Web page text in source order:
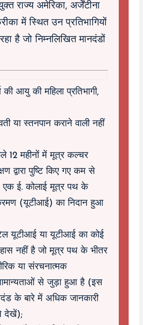
राज्य अमेरिका, अर्जेंटीना
में स्थित उन प्रतिभागियों
है जो निम्नलिखित मानदंडों
की आयु की महिला प्रतिभागी,
या स्तनपान कराने वाली नहीं
12 महीनों में मूत्र कल्चर
द्वारा पुष्टि किए गए कम से
ई. कोलाई मूत्र पथ के
(यूटीआई) का निदान हुआ
यूटीआई या यूटीआई का कोई
नहीं है जो मूत्र पथ के भीतर
या संरचनात्मक
से जुड़ा हुआ है (इस
के बारे में अधिक जानकारी
देखें);